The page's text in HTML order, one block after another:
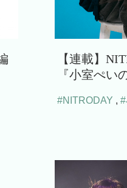
【連載】
『小室ぺい
#NITRODAY ,